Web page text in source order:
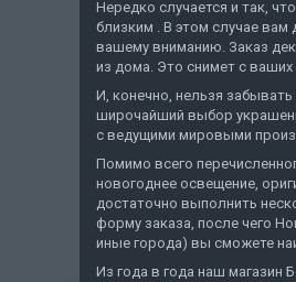
Нередко случается и так,
близким . В этом случае
вашему вниманию. Заказ
из дома. Это снимет с
И, конечно, нельзя
широчайший выбор
с ведущими мировыми
Помимо всего
новогоднее освещение,
достаточно выполнить
форму заказа, после чего
иные города) вы сможете
Из года в года наш магазин